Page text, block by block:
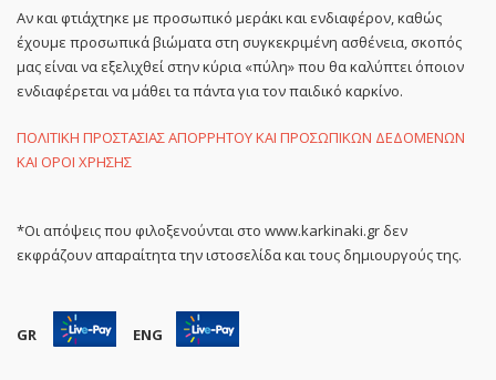
Αν και φτιάχτηκε με προσωπικό μεράκι και ενδιαφέρον, καθώς
έχουμε προσωπικά βιώματα στη συγκεκριμένη ασθένεια, σκοπός
μας είναι να εξελιχθεί στην κύρια «πύλη» που θα καλύπτει όποιον
ενδιαφέρεται να μάθει τα πάντα για τον παιδικό καρκίνο.
ΠΟΛΙΤΙΚΗ ΠΡΟΣΤΑΣΙΑΣ ΑΠΟΡΡΗΤΟΥ ΚΑΙ ΠΡΟΣΩΠΙΚΩΝ ΔΕΔΟΜΕΝΩΝ
ΚΑΙ ΟΡΟΙ ΧΡΗΣΗΣ
*Οι απόψεις που φιλοξενούνται στο www.karkinaki.gr δεν
εκφράζουν απαραίτητα την ιστοσελίδα και τους δημιουργούς της.
GR ENG